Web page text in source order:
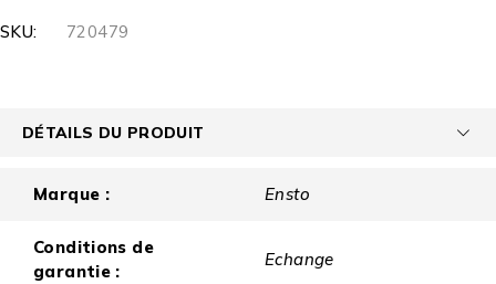
SKU: 720479
DÉTAILS DU PRODUIT
Marque : Ensto
Conditions de
garantie :
Echange